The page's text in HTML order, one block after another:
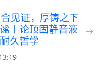
见证，厚铸之下
丨论顶固静音液
久哲学